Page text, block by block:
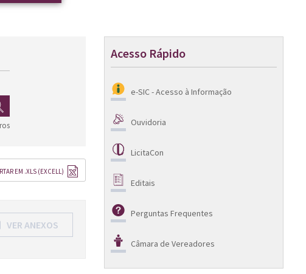
EM .XLS (EXCELL)
VER ANEXOS
Acesso Rápido
e-SIC - Acesso à Informação
Ouvidoria
LicitaCon
Editais
Perguntas Frequentes
Câmara de Vereadores